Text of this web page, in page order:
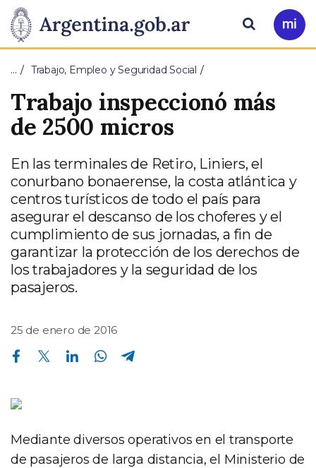
Presidencia
de
la
Nación
Pasar al contenido principal
Ir
a
Buscar
… Trabajo, Empleo y Seguridad Social
Trabajo inspeccionó más
de 2500 micros
En las terminales de Retiro, Liniers, el
conurbano bonaerense, la costa atlántica y
centros turísticos de todo el país para
asegurar el descanso de los choferes y el
cumplimiento de sus jornadas, a fin de
garantizar la protección de los derechos de
los trabajadores y la seguridad de los
pasajeros.
25 de enero de 2016
Compartir en Facebook Compartir en Twitter Compartir en Linkedin Compartir en Whatsapp
Mediante diversos operativos en el transporte
de pasajeros de larga distancia, el Ministerio de